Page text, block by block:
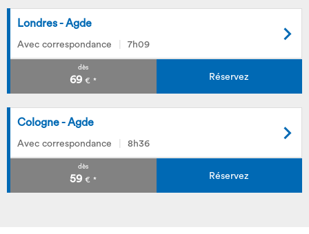
Londres - Agde
Avec correspondance 7h09
dès
69 € * Réservez
Cologne - Agde
Avec correspondance 8h36
dès
59 € * Réservez